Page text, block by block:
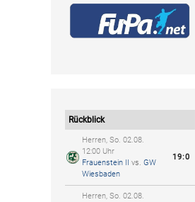
Rückblick
Herren, So. 02.08.
12:00 Uhr
Frauenstein II
vs. GW
Wiesbaden
19:0
Herren, So. 02.08.